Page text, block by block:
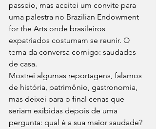
passeio, mas aceitei um convite para
uma palestra no Brazilian Endowment
for the Arts onde brasileiros
expatriados costumam se reunir. O
tema da conversa comigo: saudades
de casa.
Mostrei algumas reportagens, falamos
de história, patrimônio, gastronomia,
mas deixei para o final cenas que
seriam exibidas depois de uma
pergunta: qual é a sua maior saudade?